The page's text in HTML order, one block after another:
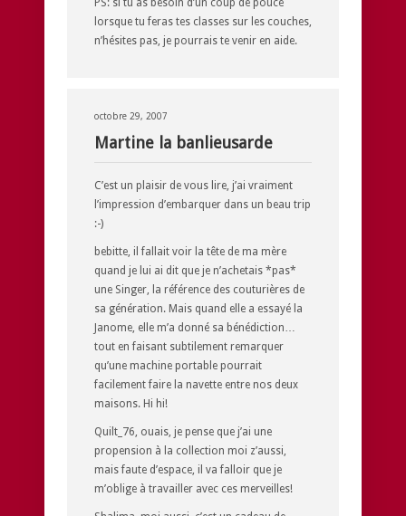
PS: si tu as besoin d’un coup de pouce
lorsque tu feras tes classes sur les couches,
n’hésites pas, je pourrais te venir en aide.
octobre 29, 2007
Martine la banlieusarde
C’est un plaisir de vous lire, j’ai vraiment
l’impression d’embarquer dans un beau trip
:-)
bebitte, il fallait voir la tête de ma mère
quand je lui ai dit que je n’achetais *pas*
une Singer, la référence des couturières de
sa génération. Mais quand elle a essayé la
Janome, elle m’a donné sa bénédiction…
tout en faisant subtilement remarquer
qu’une machine portable pourrait
facilement faire la navette entre nos deux
maisons. Hi hi!
Quilt_76, ouais, je pense que j’ai une
propension à la collection moi z’aussi,
mais faute d’espace, il va falloir que je
m’oblige à travailler avec ces merveilles!